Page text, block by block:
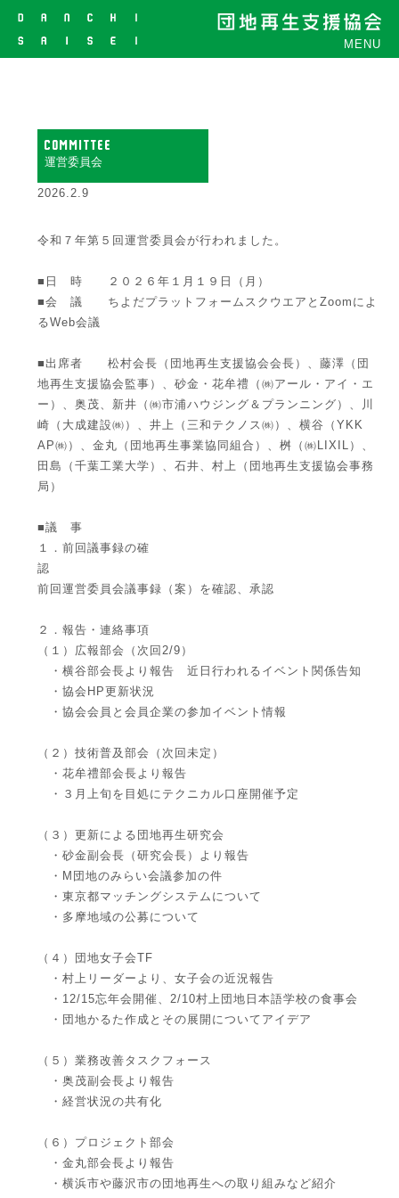
MENU
COMMITTEE
運営委員会
2026.2.9
令和７年第５回運営委員会が行われました。
■日 時 ２０２６年１月１９日（月）
■会 議 ちよだプラットフォームスクウエアとZoomによ
るWeb会議
■出席者 松村会長（団地再生支援協会会長）、藤澤（団
地再生支援協会監事）、砂金・花牟禮（㈱アール・アイ・エ
ー）、奥茂、新井（㈱市浦ハウジング＆プランニング）、川
崎（大成建設㈱）、井上（三和テクノス㈱）、横谷（YKK
AP㈱）、金丸（団地再生事業協同組合）、桝（㈱LIXIL）、
田島（千葉工業大学）、石井、村上（団地再生支援協会事務
局）
■議 事
１．前回議事録の確
認
前回運営委員会議事録（案）を確認、承認
２．報告・連絡事項
（１）広報部会（次回2/9）
・横谷部会長より報告 近日行われるイベント関係告知
・協会HP更新状況
・協会会員と会員企業の参加イベント情報
（２）技術普及部会（次回未定）
・花牟禮部会長より報告
・３月上旬を目処にテクニカル口座開催予定
（３）更新による団地再生研究会
・砂金副会長（研究会長）より報告
・M団地のみらい会議参加の件
・東京都マッチングシステムについて
・多摩地域の公募について
（４）団地女子会TF
・村上リーダーより、女子会の近況報告
・12/15忘年会開催、2/10村上団地日本語学校の食事会
・団地かるた作成とその展開についてアイデア
（５）業務改善タスクフォース
・奥茂副会長より報告
・経営状況の共有化
（６）プロジェクト部会
・金丸部会長より報告
・横浜市や藤沢市の団地再生への取り組みなど紹介